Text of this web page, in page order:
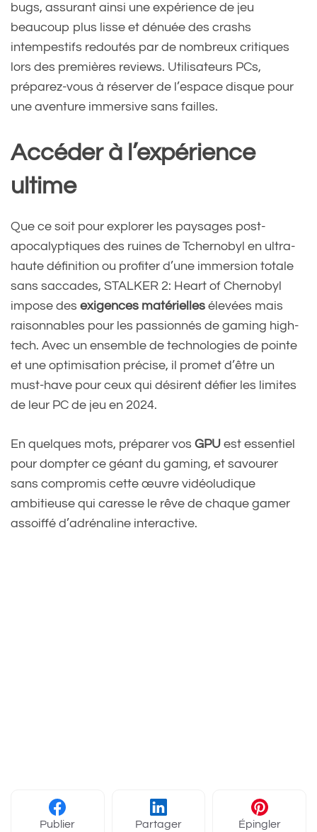
bugs, assurant ainsi une expérience de jeu
beaucoup plus lisse et dénuée des crashs
intempestifs redoutés par de nombreux critiques
lors des premières reviews. Utilisateurs PCs,
préparez-vous à réserver de l’espace disque pour
une aventure immersive sans failles.
Accéder à l’expérience
ultime
Que ce soit pour explorer les paysages post-
apocalyptiques des ruines de Tchernobyl en ultra-
haute définition ou profiter d’une immersion totale
sans saccades, STALKER 2: Heart of Chernobyl
impose des exigences matérielles élevées mais
raisonnables pour les passionnés de gaming high-
tech. Avec un ensemble de technologies de pointe
et une optimisation précise, il promet d’être un
must-have pour ceux qui désirent défier les limites
de leur PC de jeu en 2024.
En quelques mots, préparer vos GPU est essentiel
pour dompter ce géant du gaming, et savourer
sans compromis cette œuvre vidéoludique
ambitieuse qui caresse le rêve de chaque gamer
assoiffé d’adrénaline interactive.
Publier Partager Épingler